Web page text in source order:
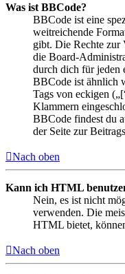
Was ist BBCode?
BBCode ist eine
weitreichende
gibt. Die Rechte zur
die Board-
durch dich für jeden
BBCode ist ähnlich
Tags von eckigen
Klammern
BBCode findest du
der Seite zur
Nach oben
Kann ich HTML
Nein, es ist nicht
verwenden. Die
HTML bietet,
Nach oben